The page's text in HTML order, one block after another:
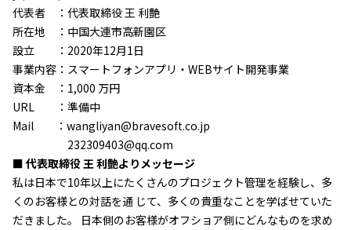
代表者 ：代表取締役 王 利艶
所在地 ：中国大連市高新園区
設立 ：2020年12月1日
事業内容：スマートフォンアプリ・WEBサイト開発事業
資本金 ：1,000 万円
URL ：準備中
Mail ：wangliyan@bravesoft.co.jp
232309403@qq.com
■ 代表取締役 王 利艶よりメッセージ
私は日本で10年以上にたくさんのプロジェクト管理を経験し、多
くのお客様との対話を通 じて、多くの貴重なことを学ばせていた
だきました。 日本側のお客様がオフショア側にどんなものを求め